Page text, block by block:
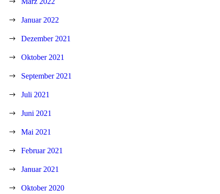
Januar 2022
Dezember 2021
Oktober 2021
September 2021
Juli 2021
Juni 2021
Mai 2021
Februar 2021
Januar 2021
Oktober 2020